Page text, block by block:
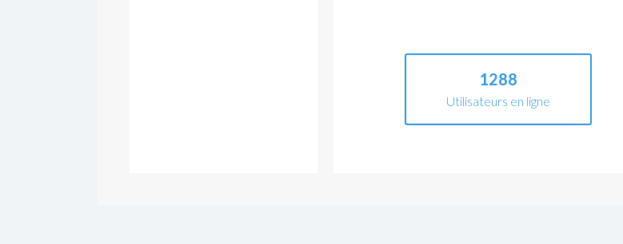
1288
Utilisateurs en ligne